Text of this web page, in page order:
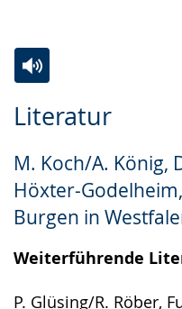
Literatur
M. Koch/A. König,
Höxter-
Burgen in
Weiterführende
P. Glüsing/R. Röber,
Leichten
wechseln.
Audio-
Video
Deutscher
Gebärdensprache
wird
angezeigt.